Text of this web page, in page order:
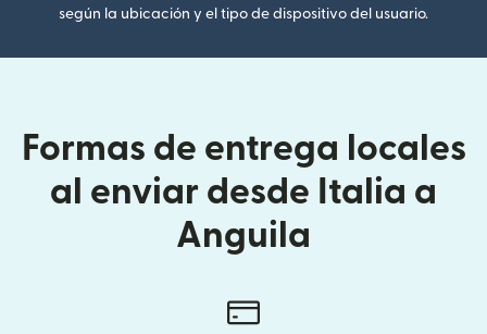
según la ubicación y el tipo de dispositivo del usuario.
Formas de entrega locales
al enviar desde Italia a
Anguila